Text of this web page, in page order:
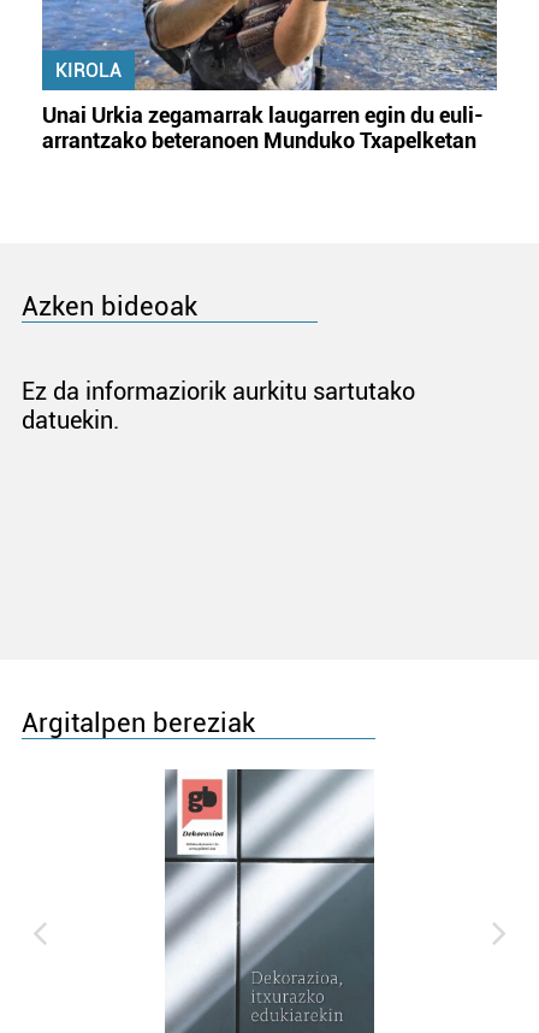
KIROLA
Unai Urkia zegamarrak laugarren egin du euli-
arrantzako beteranoen Munduko Txapelketan
Azken bideoak
Ez da informaziorik aurkitu sartutako
datuekin.
Argitalpen bereziak